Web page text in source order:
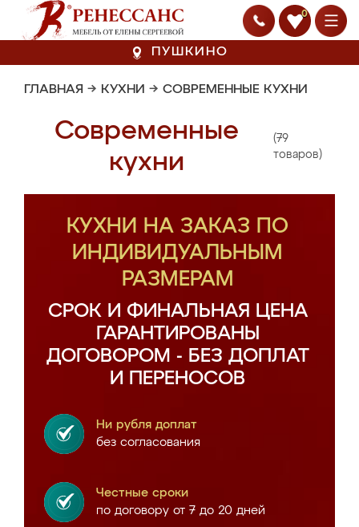
0
ПУШКИНО
ГЛАВНАЯ → КУХНИ → СОВРЕМЕННЫЕ КУХНИ
Современные
кухни
(79
товаров)
КУХНИ НА ЗАКАЗ ПО
ИНДИВИДУАЛЬНЫМ
РАЗМЕРАМ
СРОК И ФИНАЛЬНАЯ ЦЕНА
ГАРАНТИРОВАНЫ
ДОГОВОРОМ - БЕЗ ДОПЛАТ
И ПЕРЕНОСОВ
Ни рубля доплат
без согласования
Честные сроки
по договору от 7 до 20 дней